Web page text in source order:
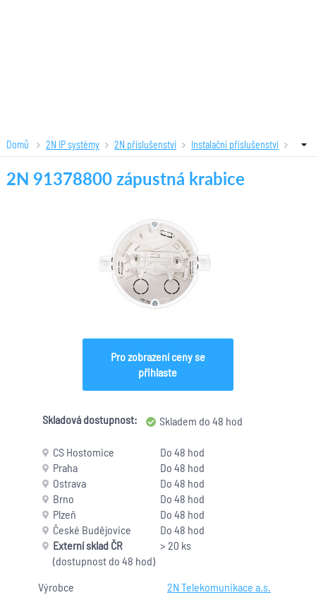
Domů 2N IP systémy 2N příslušenství Instalační příslušenství
2N 91378800 zápustná krabice
Výrobce
2N Telekomunikace a.s.
Pro zobrazení ceny se
přihlaste
Skladová dostupnost: Skladem do 48 hod
CS Hostomice
Do 48 hod
Praha
Do 48 hod
Ostrava
Do 48 hod
Brno
Do 48 hod
Plzeň
Do 48 hod
České Budějovice
Do 48 hod
Externí sklad ČR
(dostupnost do 48 hod)
> 20 ks